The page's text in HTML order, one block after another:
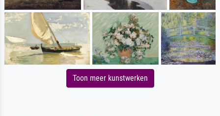
Toon meer kunstwerken